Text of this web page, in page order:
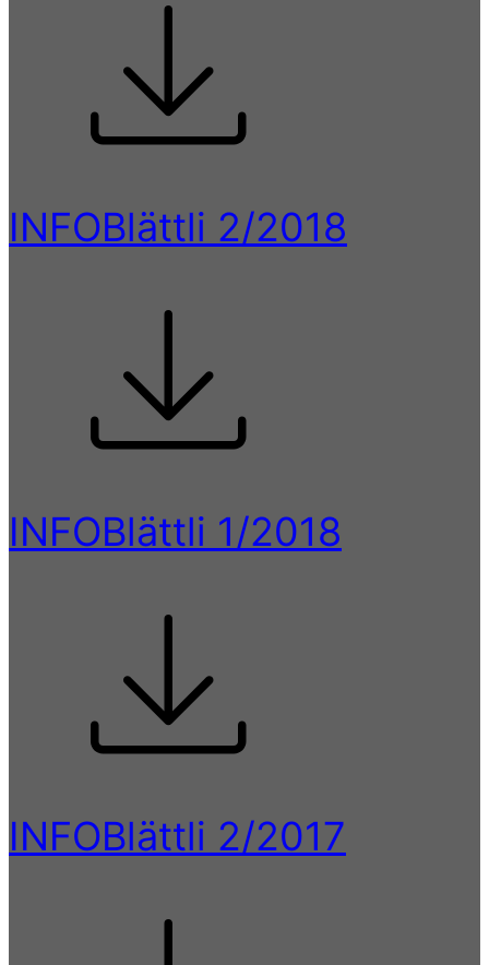
INFOBlättli 2/2018
INFOBlättli 1/2018
INFOBlättli 2/2017